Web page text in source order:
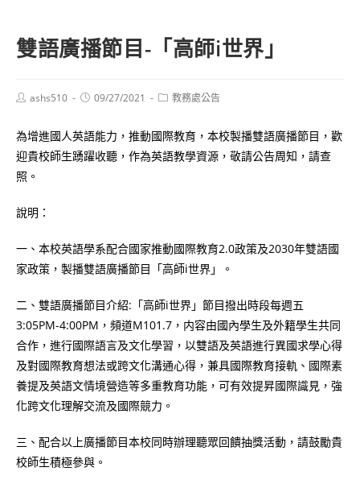
雙語廣播節目-「高師i世界」
Postashs510
Post09/27/2021
Post教務處公告
為增進國人英語能力，推動國際教育，本校製播雙語廣播節目，歡
迎貴校師生踴躍收聽，作為英語教學資源，敬請公告周知，請查
照。
說明：
一、本校英語學系配合國家推動國際教育2.0政策及2030年雙語國
家政策，製播雙語廣播節目「高師i世界」。
二、雙語廣播節目介紹:「高師i世界」節目撥出時段每週五
3:05PM-4:00PM，頻道M101.7，内容由國內學生及外籍學生共同
合作，進行國際語言及文化學習，以雙語及英語進行異國求學心得
及對國際教育想法或跨文化溝通心得，兼具國際教育接軌、國際素
養提及英語文情境營造等多重教育功能，可有效提昇國際識見，強
化跨文化理解交流及國際競力。
三、配合以上廣播節目本校同時辦理聽眾回饋抽獎活動，請鼓勵貴
校師生積極參與。